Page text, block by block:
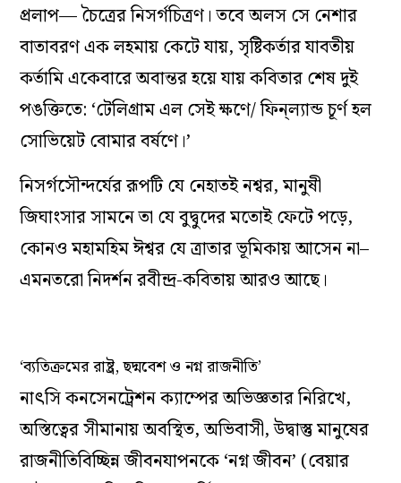
প্রলাপ— চৈত্রের নিসর্গচিত্রণ। তবে অলস সে নেশার
বাতাবরণ এক লহমায় কেটে যায়, সৃষ্টিকর্তার যাবতীয়
কর্তামি একেবারে অবান্তর হয়ে যায় কবিতার শেষ দুই
পঙক্তিতে: ‘টেলিগ্রাম এল সেই ক্ষণে/ ফিন্‌ল্যান্ড চূর্ণ হল
সোভিয়েট বোমার বর্ষণে।’
নিসর্গসৌন্দর্যের রূপটি যে নেহাতই নশ্বর, মানুষী
জিঘাংসার সামনে তা যে বুদ্বুদের মতোই ফেটে পড়ে,
কোনও মহামহিম ঈশ্বর যে ত্রাতার ভূমিকায় আসেন না–
এমনতরো নিদর্শন রবীন্দ্র-কবিতায় আরও আছে।
‘ব্যতিক্রমের রাষ্ট্র, ছদ্মবেশ ও নগ্ন রাজনীতি’
নাৎসি কনসেনট্রেশন ক্যাম্পের অভিজ্ঞতার নিরিখে,
অস্তিত্বের সীমানায় অবস্থিত, অভিবাসী, উদ্বাস্তু মানুষের
রাজনীতিবিচ্ছিন্ন জীবনযাপনকে ‘নগ্ন জীবন’ (বেয়ার